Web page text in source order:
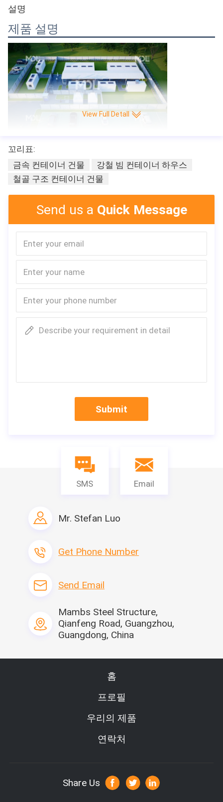
설명
제품 설명
사양
50/75/100mm EPS
0.326/0.376/0.426/
창문:
전기:
설치 시간:
4인 3시간
지진 저항:
8 등급
컨테이너 적재:
8 세트/1*40HC
니다. 소재 시리즈에는 다음이 포함됩니다. 폴리스티렌 샌드위치 패
널(EPS), 폴리우레탄 샌드위치 패널, 암면 샌드위치 패널 및 PU 거
품 등. 우리는 전체 생산 라인에 샌드위치 패널, 강철 구조물 및 액세
강 구조 성형기입니다.
생산 라인 용량
컨테이너 하우스
철골 작업장 및 창고 30000 평방 미터/월
자주하는 질문
1. Q: 당신은 공장 또는 무역 회사입니까?
A: Guangzhou Moneybox Steel Structure Engineering Co., Ltd.는
View Full Detall
꼬리표:
금속 컨테이너 건물
강철 빔 컨테이너 하우스
철골 구조 컨테이너 건물
Send us a Quick Message
Describe your requirement in detail
Submit
SMS Email
Mr. Stefan Luo
Get Phone Number
Send Email
Mambs Steel Structure,
Qianfeng Road, Guangzhou,
Guangdong, China
홈
프로필
우리의 제품
연락처
Share Us